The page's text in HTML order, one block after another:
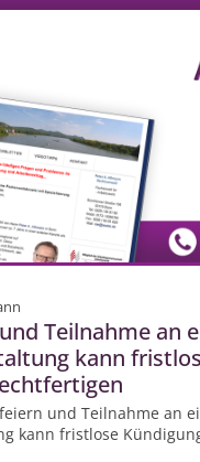
Teilnahme an
kann
und Teilnahme an
kann fristlose